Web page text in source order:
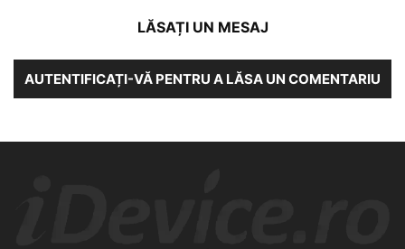
LĂSAȚI UN MESAJ
AUTENTIFICAȚI-VĂ PENTRU A LĂSA UN COMENTARIU